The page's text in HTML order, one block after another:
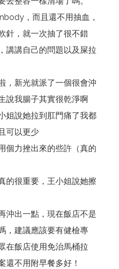
，而且還不用抽血，
針，就一次抽了很不錯
講講自己的問題以及屎拉
，新光就派了一個很會沖
說我腸子其實很乾淨啊
姐說她拉到肛門痛了我都
可以更少
個力挫出來的些許（真的
的很重要，王小姐說她擦
沖出一點，現在飯店不是
，建議應該要有健檢專
在飯店使用免治馬桶拉
還不用附早餐多好！